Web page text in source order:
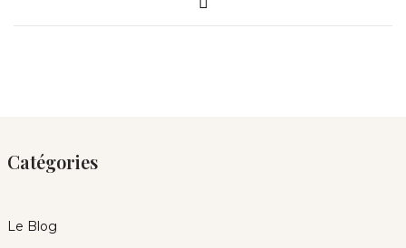
Catégories
Le Blog